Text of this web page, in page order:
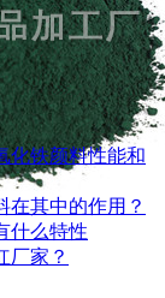
化铁颜料性能和
在其中的作用？
什么特性
厂家？